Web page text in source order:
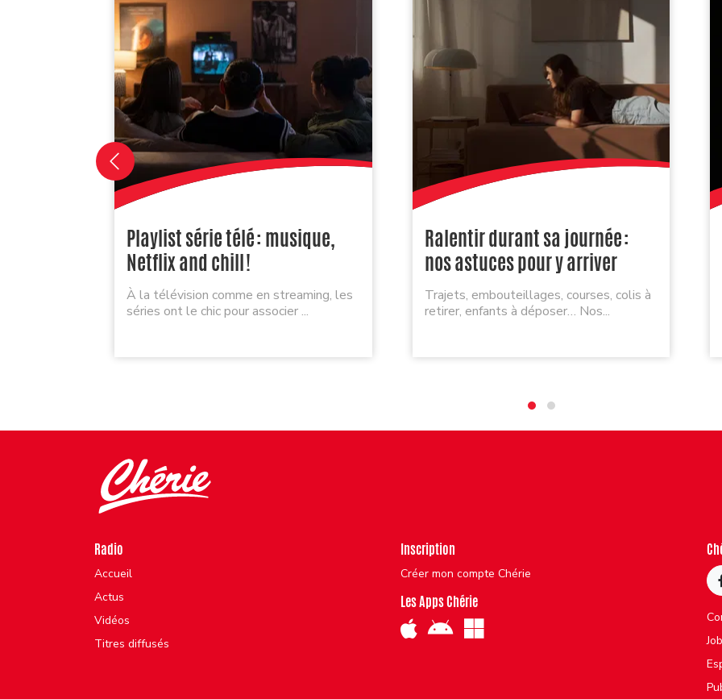
Playlist série télé : musique,
Netflix and chill !
À la télévision comme en streaming, les
séries ont le chic pour associer ...
Ralentir durant sa journée :
nos astuces pour y arriver
Trajets, embouteillages, courses, colis à
retirer, enfants à déposer… Nos...
Radio
Accueil
Actus
Vidéos
Titres diffusés
Inscription
Créer mon compte Chérie
Les Apps Chérie